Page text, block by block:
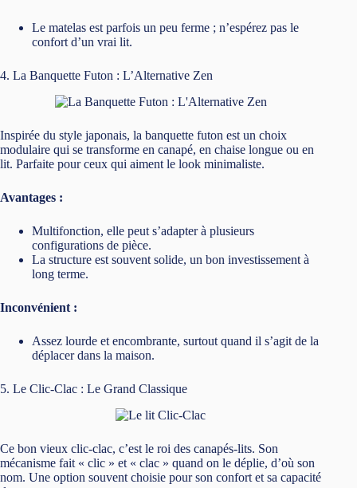
Assez lourde et encombrante, surtout quand il s’agit de la
déplacer dans la maison.
5. Le Clic-Clac : Le Grand Classique
Ce bon vieux clic-clac, c’est le roi des canapés-lits. Son
mécanisme fait « clic » et « clac » quand on le déplie, d’où son
nom. Une option souvent choisie pour son confort et sa capacité
Il cache souvent un coffre de rangement, pratique pour y
glisser des draps et oreillers.
Confort correct, particulièrement apprécié pour un usage
Son poids conséquent le rend peu mobile.
modèles.
Conclusion : Comment Choisir le Lit d’Appoint Parfait ?
En résumé, le choix de votre lit d’appoint dépendra de vos
besoins spécifiques. Si vous cherchez un lit temporaire pour une
nuit ici ou là, un lit gonflable fera l’affaire. Pour un usage
régulier et un peu plus de confort, le clic-clac ou la banquette